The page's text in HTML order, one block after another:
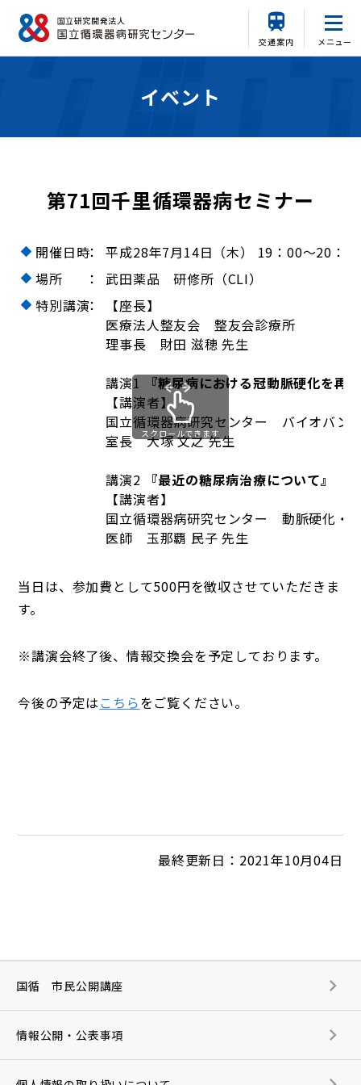
交通案内 メニュー
イベント
第71回千里循環器病セミナー
開催日時：
平成28年7月14日（木） 19：00～20：10
場所
：
武田薬品 研修所（CLI）
特別講演：
【座長】
医療法人整友会 整友会診療所
理事長 財田 滋穂 先生
講演1
『糖尿病における冠動脈硬化を再
【講演者】
国立循環器病研究センター バイオバン
室長 大塚 文之 先生
講演2
『最近の糖尿病治療について』
【講演者】
国立循環器病研究センター 動脈硬化・
医師 玉那覇 民子 先生
スクロールできます
当日は、参加費として500円を徴収させていただきま
す。
※講演会終了後、情報交換会を予定しております。
今後の予定は こちらをご覧ください。
最終更新日：2021年10月04日
国循 市民公開講座
情報公開・公表事項